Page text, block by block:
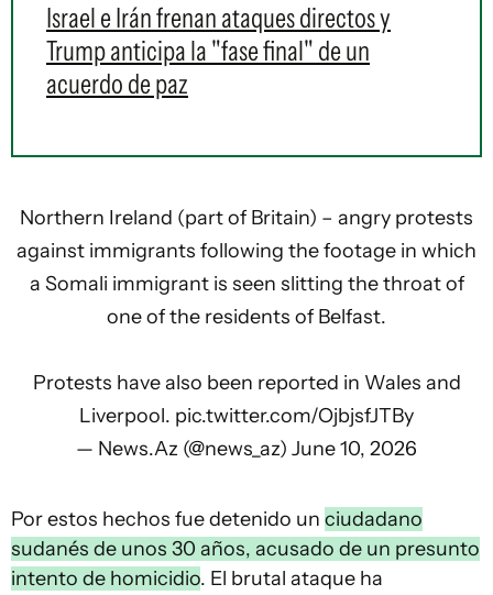
Israel e Irán frenan ataques directos y
Trump anticipa la "fase final" de un
acuerdo de paz
Northern Ireland (part of Britain) – angry protests
against immigrants following the footage in which
a Somali immigrant is seen slitting the throat of
one of the residents of Belfast.
Protests have also been reported in Wales and
Liverpool. pic.twitter.com/OjbjsfJTBy
— News.Az (@news_az) June 10, 2026
Por estos hechos fue detenido un ciudadano
sudanés de unos 30 años, acusado de un presunto
intento de homicidio. El brutal ataque ha